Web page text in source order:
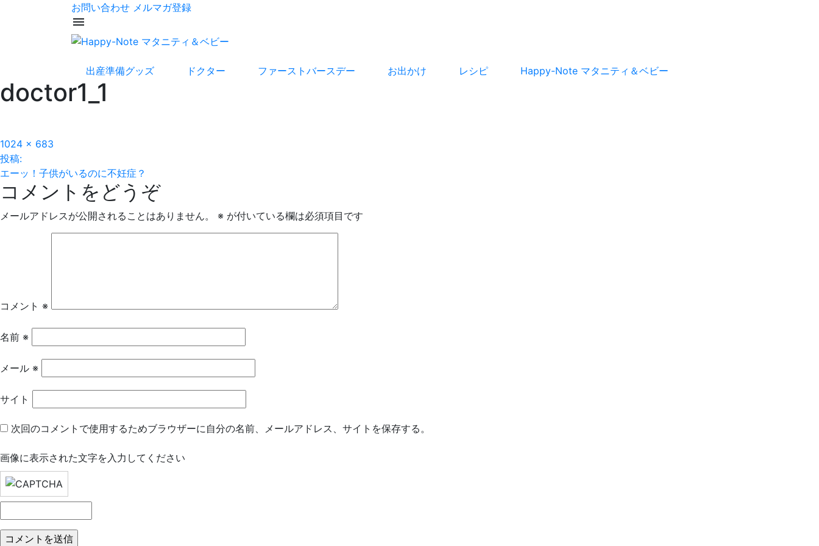
お問い合わせ メルマガ登録
menu
出産準備グッズ ドクター ファーストバースデー お出かけ レシピ Happy-Note マタニティ＆ベビー
doctor1_1
フ
ル
サ
イ
ズ
1024 × 683
投
稿
ナ
シ
ン
投稿:
エーッ！子供がいるのに不妊症？
コメントをどうぞ
メールアドレスが公開されることはありません。 ※ が付いている欄は必須項目です
コメント ※
名前 ※
メール ※
サイト
次回のコメントで使用するためブラウザーに自分の名前、メールアドレス、サイトを保存する。
画像に表示された文字を入力してください